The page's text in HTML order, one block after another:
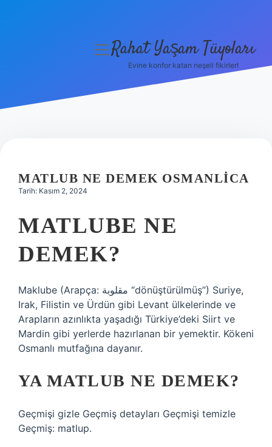
Hakkımızda
menüyü
Rahat Yaşam Tüyoları
Evine konfor katan neşeli fikirler!
MATLUB NE DEMEK OSMANLICA
Tarih: Kasım 2, 2024
MATLUBE NE
DEMEK?
Maklube (Arapça: مقلوبة‎ “dönüştürülmüş”) Suriye,
Irak, Filistin ve Ürdün gibi Levant ülkelerinde ve
Arapların azınlıkta yaşadığı Türkiye’deki Siirt ve
Mardin gibi yerlerde hazırlanan bir yemektir. Kökeni
Osmanlı mutfağına dayanır.
YA MATLUB NE DEMEK?
Geçmişi gizle Geçmiş detayları Geçmişi temizle
Geçmiş: matlup.